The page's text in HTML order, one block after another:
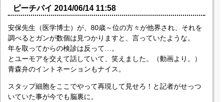
ピーチパイ 2014/06/14 11:58
安保先生（医学博士）が、80歳～位の方々が他界され、それを
調べるとガンが数個は見つかりますと、言っていたような。
年を取ってからの検診は反って…。
とユーモアを交えて話していて、笑えました。（動画より。）
青森弁のイントネーションもナイス。
スタップ細胞をここでやって再現して見せろ！と記者がせっつ
いていた事が今でも脳裏に。